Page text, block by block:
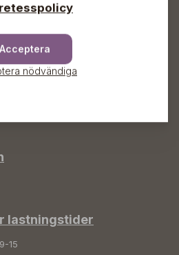
lastningstider
15
Acceptera
nödvändiga